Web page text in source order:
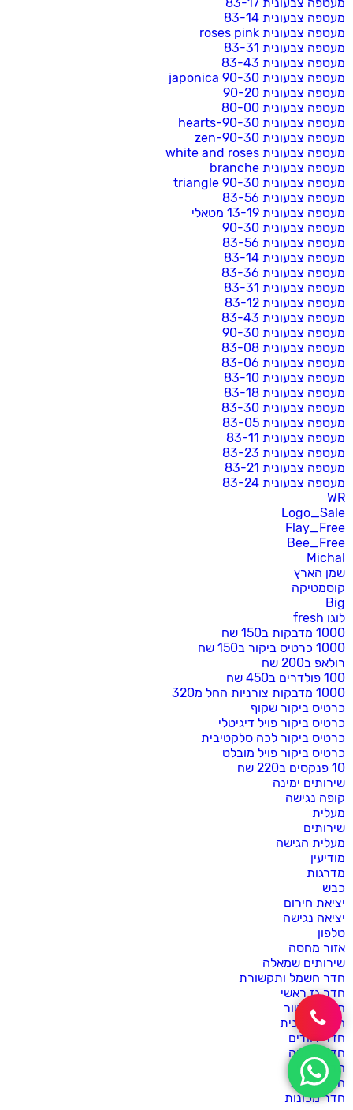
מעטפה צבעונית 83-14
מעטפה צבעונית roses pink
מעטפה צבעונית 83-31
מעטפה צבעונית 83-43
מעטפה צבעונית 90-30 japonica
מעטפה צבעונית 90-20
מעטפה צבעונית 80-00
מעטפה צבעונית 90-30-hearts
מעטפה צבעונית 90-30-zen
מעטפה צבעונית white and roses
מעטפה צבעונית branche
מעטפה צבעונית 90-30 triangle
מעטפה צבעונית 83-56
מעטפה צבעונית 13-19 מטאלי
מעטפה צבעונית 90-30
מעטפה צבעונית 83-56
מעטפה צבעונית 83-14
מעטפה צבעונית 83-36
מעטפה צבעונית 83-31
מעטפה צבעונית 83-12
מעטפה צבעונית 83-43
מעטפה צבעונית 90-30
מעטפה צבעונית 83-08
מעטפה צבעונית 83-06
מעטפה צבעונית 83-10
מעטפה צבעונית 83-18
מעטפה צבעונית 83-30
מעטפה צבעונית 83-05
מעטפה צבעונית 83-11
מעטפה צבעונית 83-23
מעטפה צבעונית 83-21
מעטפה צבעונית 83-24
WR
Logo_Sale
Flay_Free
Bee_Free
Michal
שמן הארץ
קוסמטיקה
Big
לוגו fresh
1000 מדבקות ב150 שח
1000 כרטיס ביקור ב150 שח
רולאפ ב200 שח
100 פולדרים ב450 שח
1000 מדבקות צורניות החל מ320
כרטיס ביקור שקוף
כרטיס ביקור פויל דיגיטלי
כרטיס ביקור לכה סלקטיבית
כרטיס ביקור פויל מובלט
10 פנקסים ב220 שח
שירותים ימינה
קופה נגישה
מעלית
שירותים
מעלית הגישה
מודיעין
מדרגות
כבש
יציאת חירום
יציאה נגישה
טלפון
אזור מחסה
שירותים שמאלה
חדר חשמל ותקשורת
חדר גז ראשי
חדר גנרטור
חדר דחסנית
חדר דוודים
חדר הסקה
חדר טכני
חדר חשמל
חדר מכונות